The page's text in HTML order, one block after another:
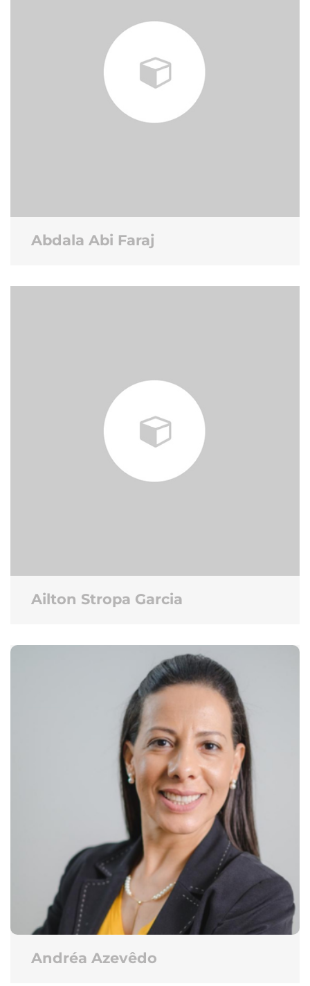
Abdala Abi Faraj
Ailton Stropa Garcia
Andréa Azevêdo